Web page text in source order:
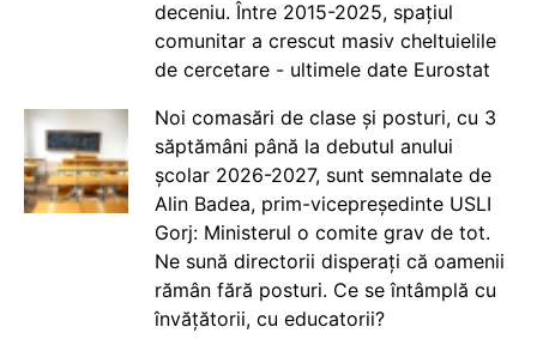
deceniu. Între 2015-2025, spațiul
comunitar a crescut masiv cheltuielile
de cercetare - ultimele date Eurostat
Noi comasări de clase și posturi, cu 3
săptămâni până la debutul anului
școlar 2026-2027, sunt semnalate de
Alin Badea, prim-vicepreședinte USLI
Gorj: Ministerul o comite grav de tot.
Ne sună directorii disperați că oamenii
rămân fără posturi. Ce se întâmplă cu
învățătorii, cu educatorii?